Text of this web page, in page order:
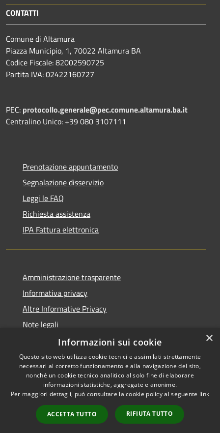
CONTATTI
Comune di Altamura
Piazza Municipio, 1, 70022 Altamura BA
Codice Fiscale: 82002590725
Partita IVA: 02422160727
PEC: protocollo.generale@pec.comune.altamura.ba.it
Centralino Unico: +39 080 3107111
Prenotazione appuntamento
Segnalazione disservizio
Leggi le FAQ
Richiesta assistenza
IPA Fattura elettronica
Amministrazione trasparente
Informativa privacy
Altre Informative Privacy
Note legali
Dichiarazione di accessibilità
RSS
Copyright © 2026 • Comune di
Municipium•
Accesso
redazione
×
Informazioni sui cookie
Questo sito web utilizza cookie tecnici e assimilati strettamente
necessari al corretto funzionamento e alla navigazione del sito,
nonché un cookie tecnico analitico al solo fine di elaborare
informazioni statistiche, aggregate e anonime.
Per maggiori dettagli, può consultare la cookie policy al seguente link
ACCETTA TUTTO RIFIUTA TUTTO